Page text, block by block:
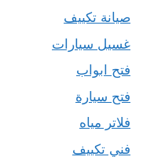
صيانة تكييف
غسيل سيارات
فتح ابواب
فتح سيارة
فلاتر مياه
فني تكييف